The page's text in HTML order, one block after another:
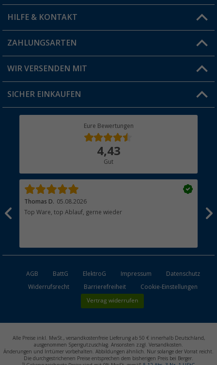
Vorteilskarte
Blog
Jobs & Karriere
HILFE & KONTAKT
FAQ & Kontakt
Versandinformationen
Rücksendung
ZAHLUNGSARTEN
WIR VERSENDEN MIT
SICHER EINKAUFEN
Eure Bewertungen
4,43
Gut
Thomas D. 05.08.2026
Top Ware, top Ablauf, gerne wieder
AGB BattG ElektroG Impressum
Datenschutz
Widerrufsrecht
Barrierefreiheit Cookie-Einstellungen
Vertrag widerrufen
Alle Preise inkl. MwSt., versandkostenfreie Lieferung ab 50 € innerhalb Deutschland,
ausgenommen Sperrgutzuschlag. Ansonsten zzgl. Versandkosten.
Änderungen und Irrtümer vorbehalten. Abbildungen ähnlich. Nur solange der Vorrat reicht.
Die durchgestrichenen Preise entsprechen dem bisherigen Preis bei Berger.
1)